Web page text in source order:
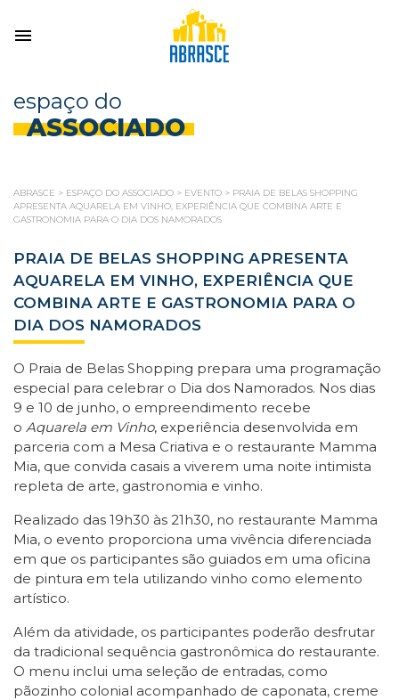
espaço do
ASSOCIADO
ABRASCE > ESPAÇO DO ASSOCIADO > EVENTO > PRAIA DE BELAS SHOPPING
APRESENTA AQUARELA EM VINHO, EXPERIÊNCIA QUE COMBINA ARTE E
GASTRONOMIA PARA O DIA DOS NAMORADOS
PRAIA DE BELAS SHOPPING APRESENTA
AQUARELA EM VINHO, EXPERIÊNCIA QUE
COMBINA ARTE E GASTRONOMIA PARA O
DIA DOS NAMORADOS
O Praia de Belas Shopping prepara uma programação
especial para celebrar o Dia dos Namorados. Nos dias
9 e 10 de junho, o empreendimento recebe
o Aquarela em Vinho, experiência desenvolvida em
parceria com a Mesa Criativa e o restaurante Mamma
Mia, que convida casais a viverem uma noite intimista
repleta de arte, gastronomia e vinho.
Realizado das 19h30 às 21h30, no restaurante Mamma
Mia, o evento proporciona uma vivência diferenciada
em que os participantes são guiados em uma oficina
de pintura em tela utilizando vinho como elemento
artístico.
Além da atividade, os participantes poderão desfrutar
da tradicional sequência gastronômica do restaurante.
O menu inclui uma seleção de entradas, como
pãozinho colonial acompanhado de caponata, creme